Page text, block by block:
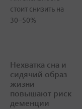
стоит снизить на
30–50%
Нехватка сна и
сидячий образ
жизни
повышают риск
деменции